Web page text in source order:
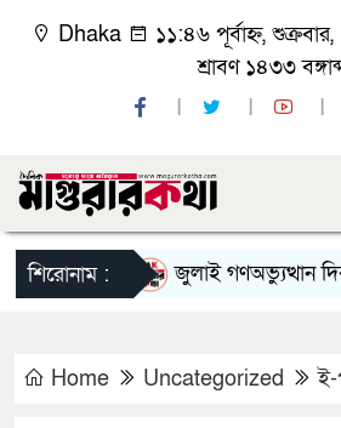
Dhaka
১১:৪৬ পূর্বাহ্ন,
শ্রাবণ ১৪৩৩
শিরোনাম : জুলাই গণঅভ্যুত্থান
Home Uncategorized ই-